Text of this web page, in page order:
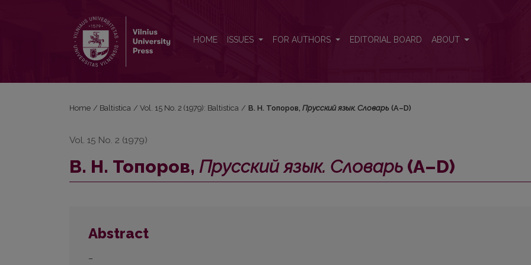
HOME ISSUES FOR AUTHORS EDITORIAL BOARD ABOUT
Home / Baltistica / Vol. 15 No. 2 (1979): Baltistica / В. Н. Топоров, Прусский язык. Словарь (А–D)
Vol. 15 No. 2 (1979)
В. Н. Топоров, Прусский язык. Словарь (А–D)
Abstract
–